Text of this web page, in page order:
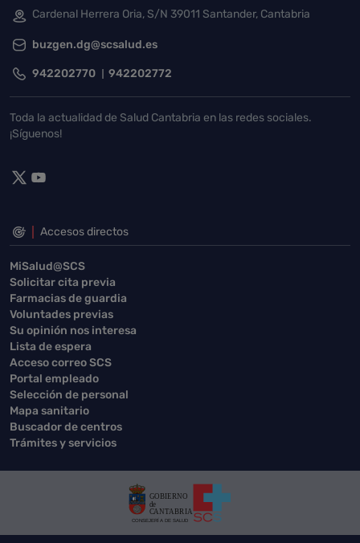
Cardenal Herrera Oria, S/N 39011 Santander, Cantabria
buzgen.dg@scsalud.es
942202770 942202772
Toda la actualidad de Salud Cantabria en las redes sociales.
¡Síguenos!
Accesos directos
MiSalud@SCS
Solicitar cita previa
Farmacias de guardia
Voluntades previas
Su opinión nos interesa
Lista de espera
Acceso correo SCS
Portal empleado
Selección de personal
Mapa sanitario
Buscador de centros
Trámites y servicios